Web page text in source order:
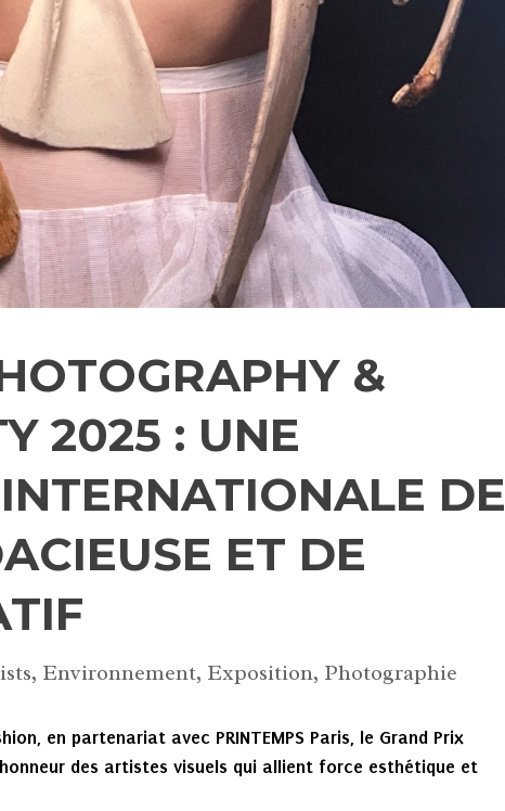
&
2025 : UNE
DE
ET DE
, Environnement, Exposition, Photographie
en partenariat avec PRINTEMPS Paris, le Grand Prix
des artistes visuels qui allient force esthétique et